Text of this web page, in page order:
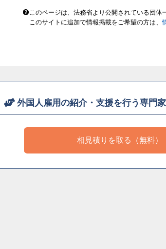
このページは、法務省より公開されている団体
このサイトに追加で情報掲載をご希望の方は、
外国人雇用の紹介・支援を行う専門
相見積りを取る（無料）